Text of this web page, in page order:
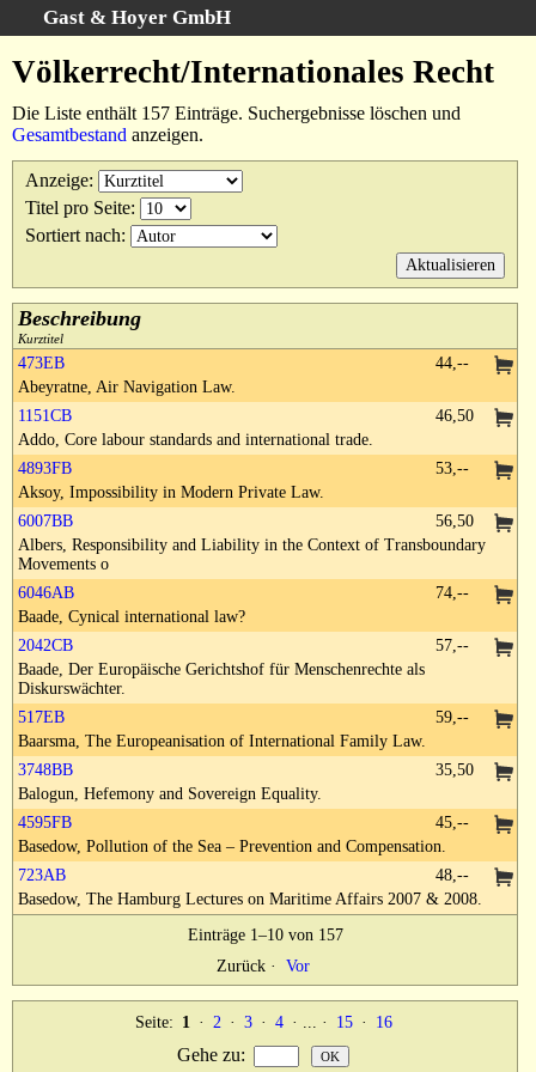
Gast & Hoyer GmbH
Erweiterte Suche
Kategorien
Schlagwörter
Suchergebnisse
AGB
Widerruf
Datenschutz
Impressum
Völkerrecht/Internationales Recht
Die Liste enthält 157 Einträge. Suchergebnisse löschen und
Gesamtbestand anzeigen.
Anzeige:
Titel pro Seite:
Sortiert nach:
Beschreibung
Kurztitel
473EB
Abeyratne, Air Navigation Law.
44,--
1151CB
Addo, Core labour standards and international trade.
46,50
4893FB
Aksoy, Impossibility in Modern Private Law.
53,--
6007BB
Albers, Responsibility and Liability in the Context of Transboundary
Movements o
56,50
6046AB
Baade, Cynical international law?
74,--
2042CB
Baade, Der Europäische Gerichtshof für Menschenrechte als
Diskurswächter.
57,--
517EB
Baarsma, The Europeanisation of International Family Law.
59,--
3748BB
Balogun, Hefemony and Sovereign Equality.
35,50
4595FB
Basedow, Pollution of the Sea – Prevention and Compensation.
45,--
723AB
Basedow, The Hamburg Lectures on Maritime Affairs 2007 & 2008.
48,--
Einträge 1–10 von 157
Zurück· Vor
Seite: 1 · 2 · 3 · 4 · ... · 15 · 16
Gehe zu: